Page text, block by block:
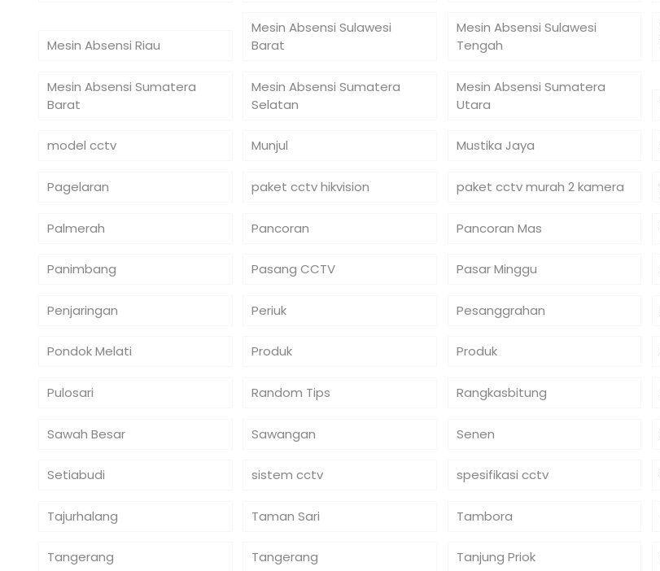
Mesin Absensi Riau
Mesin Absensi Sulawesi
Barat
Mesin Absensi Sulawesi
Tengah
Mesin Absensi Sumatera
Barat
Mesin Absensi Sumatera
Selatan
Mesin Absensi Sumatera
Utara
model cctv Munjul Mustika Jaya
Pagelaran paket cctv hikvision paket cctv murah 2 kamera
Palmerah Pancoran Pancoran Mas
Panimbang Pasang CCTV Pasar Minggu
Penjaringan Periuk Pesanggrahan
Pondok Melati Produk Produk
Pulosari Random Tips Rangkasbitung
Sawah Besar Sawangan Senen
Setiabudi sistem cctv spesifikasi cctv
Tajurhalang Taman Sari Tambora
Tangerang Tangerang Tanjung Priok